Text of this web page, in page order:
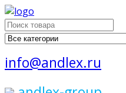
Поиск
для:
info@andlex.ru